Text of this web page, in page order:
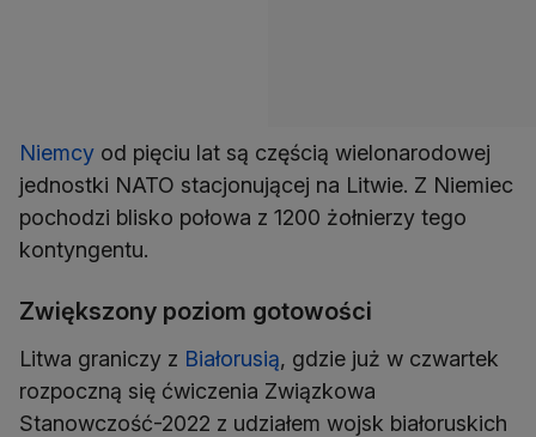
Niemcy od pięciu lat są częścią wielonarodowej
jednostki NATO stacjonującej na Litwie. Z Niemiec
pochodzi blisko połowa z 1200 żołnierzy tego
kontyngentu.
Zwiększony poziom gotowości
Litwa graniczy z Białorusią, gdzie już w czwartek
rozpoczną się ćwiczenia Związkowa
Stanowczość-2022 z udziałem wojsk białoruskich